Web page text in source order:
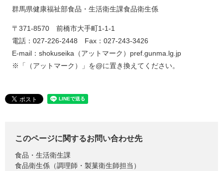
群馬県健康福祉部食品・生活衛生課食品衛生係
〒371-8570 前橋市大手町1-1-1
電話：027-226-2448 Fax：027-243-3426
E-mail：shokuseika（アットマーク）pref.gunma.lg.jp
​ ※「（アットマーク）」を@に置き換えてください。
このページに関するお問い合わせ先
食品・生活衛生課
食品衛生係（調理師・製菓衛生師担当）